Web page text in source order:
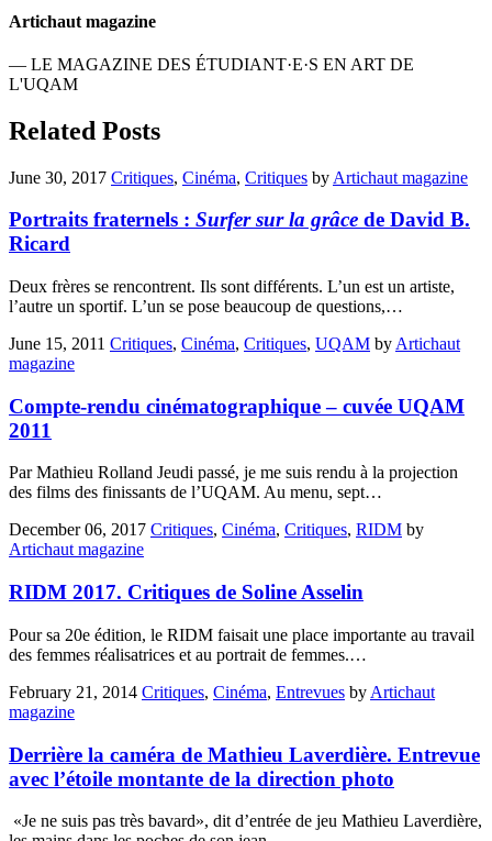
Artichaut magazine
— LE MAGAZINE DES ÉTUDIANT·E·S EN ART DE
L'UQAM
Related Posts
June 30, 2017 Critiques, Cinéma, Critiques by Artichaut magazine
Portraits fraternels : Surfer sur la grâce de David B.
Ricard
Deux frères se rencontrent. Ils sont différents. L’un est un artiste,
l’autre un sportif. L’un se pose beaucoup de questions,…
June 15, 2011 Critiques, Cinéma, Critiques, UQAM by Artichaut
magazine
Compte-rendu cinématographique – cuvée UQAM
2011
Par Mathieu Rolland Jeudi passé, je me suis rendu à la projection
des films des finissants de l’UQAM. Au menu, sept…
December 06, 2017 Critiques, Cinéma, Critiques, RIDM by
Artichaut magazine
RIDM 2017. Critiques de Soline Asselin
Pour sa 20e édition, le RIDM faisait une place importante au travail
des femmes réalisatrices et au portrait de femmes.…
February 21, 2014 Critiques, Cinéma, Entrevues by Artichaut
magazine
Derrière la caméra de Mathieu Laverdière. Entrevue
avec l’étoile montante de la direction photo
«Je ne suis pas très bavard», dit d’entrée de jeu Mathieu Laverdière,